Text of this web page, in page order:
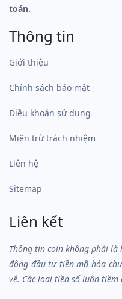
toán.
Thông tin
Giới thiệu
Chính sách bảo mật
Điều khoản sử dụng
Miễn trừ trách nhiệm
Liên hệ
Sitemap
Liên kết
Thông tin coin không phải
động đầu tư tiền mã hóa
vệ. Các loại tiền số luôn